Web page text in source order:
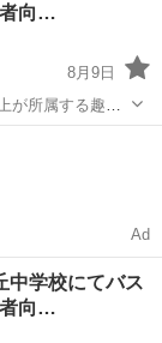
者向…
8月9日
Ad
学校にてバス
者向…